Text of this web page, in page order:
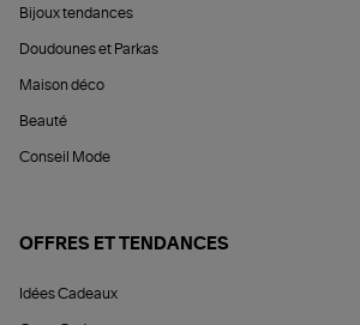
Bijoux tendances
Doudounes et Parkas
Maison déco
Beauté
Conseil Mode
OFFRES ET TENDANCES
Idées Cadeaux